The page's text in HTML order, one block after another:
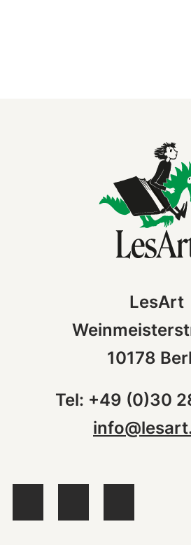
LesArt
10178
Tel: +49 (0)30